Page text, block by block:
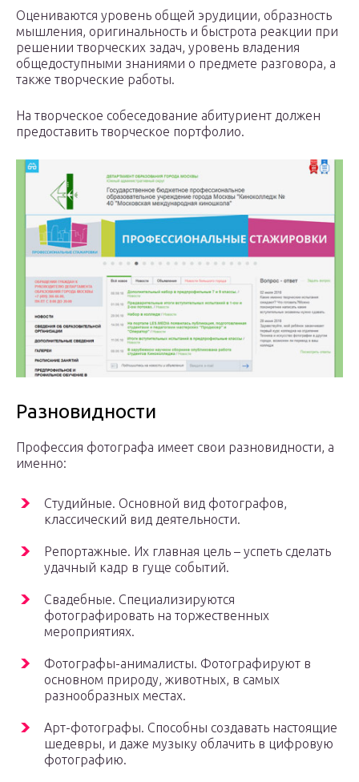
Оцениваются уровень общей эрудиции, образность
мышления, оригинальность и быстрота реакции при
решении творческих задач, уровень владения
общедоступными знаниями о предмете разговора, а
также творческие работы.
На творческое собеседование абитуриент должен
предоставить творческое портфолио.
Разновидности
Профессия фотографа имеет свои разновидности, а
именно:
Студийные. Основной вид фотографов,
классический вид деятельности.
Репортажные. Их главная цель – успеть сделать
удачный кадр в гуще событий.
Свадебные. Специализируются
фотографировать на торжественных
мероприятиях.
Фотографы-анималисты. Фотографируют в
основном природу, животных, в самых
разнообразных местах.
Арт-фотографы. Способны создавать настоящие
шедевры, и даже музыку облачить в цифровую
фотографию.